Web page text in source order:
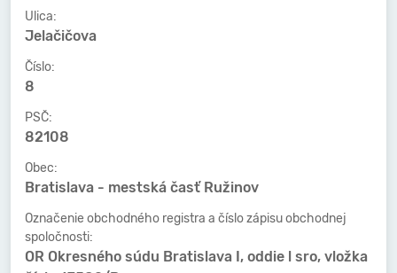
Ulica:
Jelačičova
Číslo:
8
PSČ:
82108
Obec:
Bratislava - mestská časť Ružinov
Označenie obchodného registra a číslo zápisu obchodnej
spoločnosti:
OR Okresného súdu Bratislava I, oddie l sro, vložka